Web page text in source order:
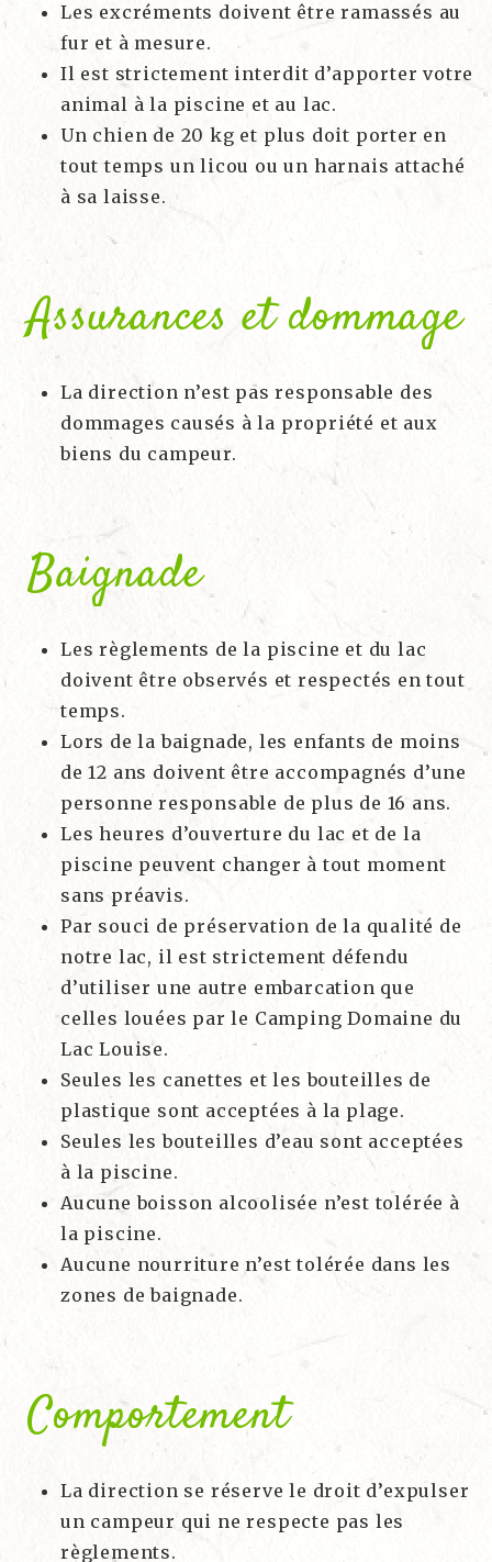
Les excréments doivent être ramassés au
fur et à mesure.
Il est strictement interdit d’apporter votre
animal à la piscine et au lac.
Un chien de 20 kg et plus doit porter en
tout temps un licou ou un harnais attaché
à sa laisse.
Assurances et dommage
La direction n’est pas responsable des
dommages causés à la propriété et aux
biens du campeur.
Baignade
Les règlements de la piscine et du lac
doivent être observés et respectés en tout
temps.
Lors de la baignade, les enfants de moins
de 12 ans doivent être accompagnés d’une
personne responsable de plus de 16 ans.
Les heures d’ouverture du lac et de la
piscine peuvent changer à tout moment
sans préavis.
Par souci de préservation de la qualité de
notre lac, il est strictement défendu
d’utiliser une autre embarcation que
celles louées par le Camping Domaine du
Lac Louise.
Seules les canettes et les bouteilles de
plastique sont acceptées à la plage.
Seules les bouteilles d’eau sont acceptées
à la piscine.
Aucune boisson alcoolisée n’est tolérée à
la piscine.
Aucune nourriture n’est tolérée dans les
zones de baignade.
Comportement
La direction se réserve le droit d’expulser
un campeur qui ne respecte pas les
règlements.